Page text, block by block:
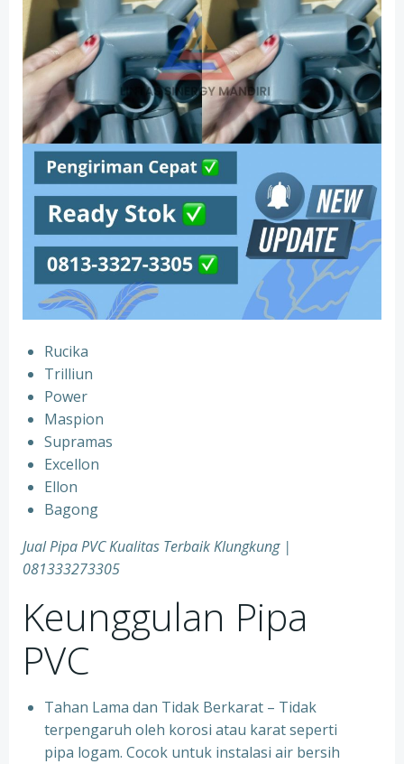
Rucika
Trilliun
Power
Maspion
Supramas
Excellon
Ellon
Bagong
Jual Pipa PVC Kualitas Terbaik Klungkung |
081333273305
Keunggulan Pipa
PVC
Tahan Lama dan Tidak Berkarat – Tidak
terpengaruh oleh korosi atau karat seperti
pipa logam. Cocok untuk instalasi air bersih